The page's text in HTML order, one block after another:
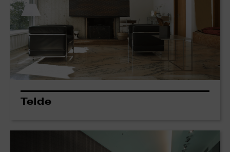
Telde